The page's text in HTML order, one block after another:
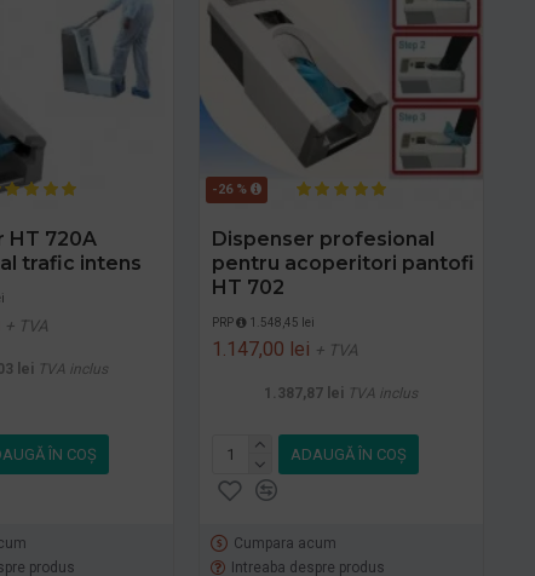
HT 720A
trafic intens
+ TVA
lei TVA inclus
ÎN COŞ
produs
-26 %
Dispenser profesional
pentru acoperitori pantofi
HT 702
PRP 1.548,45 lei
1.147,00 lei + TVA
1.387,87 lei TVA inclus
ADAUGĂ ÎN COŞ
Cumpara acum
Intreaba despre produs